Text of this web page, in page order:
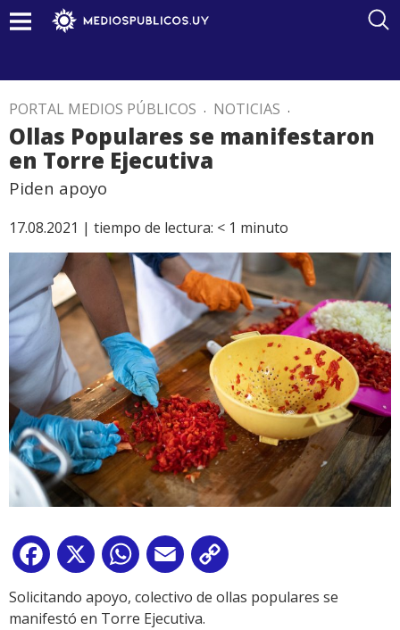
PORTAL MEDIOS PÚBLICOS . NOTICIAS .
Ollas Populares se manifestaron
en Torre Ejecutiva
Piden apoyo
17.08.2021 | tiempo de lectura: < 1 minuto
Facebook
X WhatsApp
Email
Link
Solicitando apoyo, colectivo de ollas populares se
manifestó en Torre Ejecutiva.